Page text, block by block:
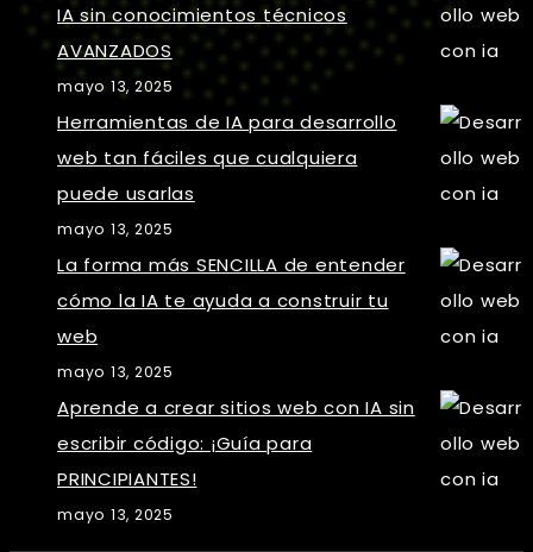
IA sin conocimientos técnicos
AVANZADOS
mayo 13, 2025
Herramientas de IA para desarrollo
web tan fáciles que cualquiera
puede usarlas
mayo 13, 2025
La forma más SENCILLA de entender
cómo la IA te ayuda a construir tu
web
mayo 13, 2025
Aprende a crear sitios web con IA sin
escribir código: ¡Guía para
PRINCIPIANTES!
mayo 13, 2025